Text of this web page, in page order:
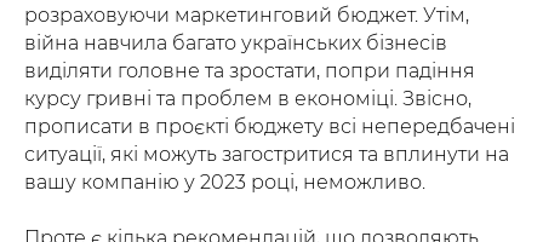
розраховуючи маркетинговий бюджет. Утім,
війна навчила багато українських бізнесів
виділяти головне та зростати, попри падіння
курсу гривні та проблем в економіці. Звісно,
прописати в проєкті бюджету всі непередбачені
ситуації, які можуть загостритися та вплинути на
вашу компанію у 2023 році, неможливо.